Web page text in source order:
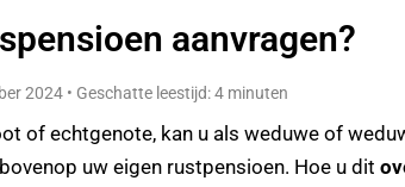
aanvragen?
2024 • Geschatte leestijd: 4 minuten
of echtgenote, kan u als weduwe of
uw eigen rustpensioen. Hoe u dit